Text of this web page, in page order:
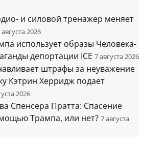
и силовой тренажер меняет
августа 2026
использует образы Человека-
депортации ICE 7 августа 2026
штрафы за неуважение
Кэтрин Херридж подает
2026
Спенсера Пратта: Спасение
Трампа, или нет? 7 августа